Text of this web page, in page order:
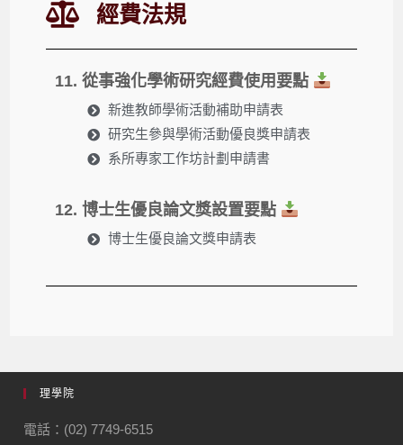
經費法規
11. 從事強化學術研究經費使用要點
新進教師學術活動補助申請表
研究生參與學術活動優良獎申請表
系所專家工作坊計劃申請書
12. 博士生優良論文獎設置要點
博士生優良論文獎申請表
理學院
電話：(02) 7749-6515